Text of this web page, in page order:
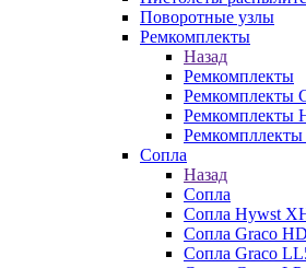
Поворотные узлы
Ремкомплекты
Назад
Ремкомплекты
Ремкомплекты
Ремкомплекты
Ремкомпллекты
Сопла
Назад
Сопла
Сопла Hywst
Сопла Graco
Сопла Graco